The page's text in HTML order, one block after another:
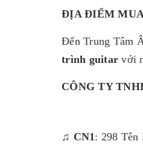
ĐỊA ĐIỂM
Đến Trung Tâm
trình guitar với
CÔNG TY
♫ CN1 : 298